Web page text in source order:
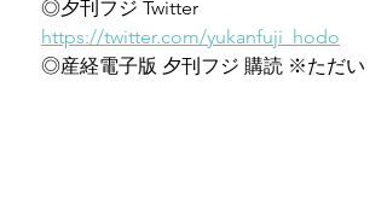
◎夕刊フジ Twitter
https://twitter.com/yukanfuji_hodo
◎産経電子版 夕刊フジ 購読 ※ただい